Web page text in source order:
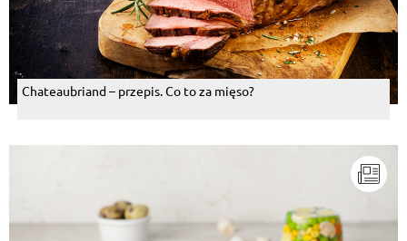
Chateaubriand – przepis. Co to za mięso?